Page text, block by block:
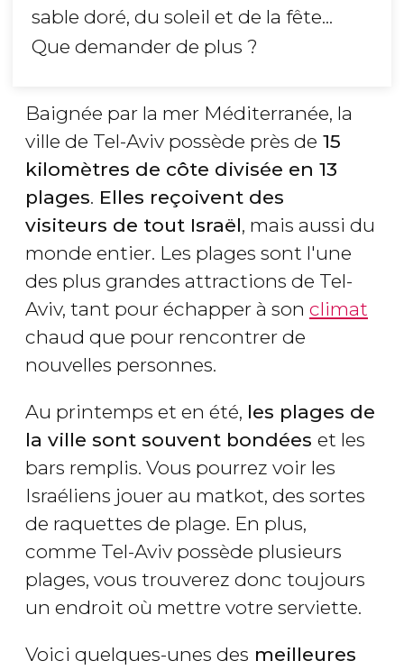
sable doré, du soleil et de la fête...
Que demander de plus ?
Baignée par la mer Méditerranée, la
ville de Tel-Aviv possède près de 15
kilomètres de côte divisée en 13
plages. Elles reçoivent des
visiteurs de tout Israël, mais aussi du
monde entier. Les plages sont l'une
des plus grandes attractions de Tel-
Aviv, tant pour échapper à son climat
chaud que pour rencontrer de
nouvelles personnes.
Au printemps et en été, les plages de
la ville sont souvent bondées et les
bars remplis. Vous pourrez voir les
Israéliens jouer au matkot, des sortes
de raquettes de plage. En plus,
comme Tel-Aviv possède plusieurs
plages, vous trouverez donc toujours
un endroit où mettre votre serviette.
Voici quelques-unes des meilleures